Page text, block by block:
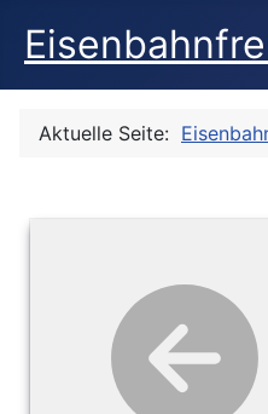
Aktuelle Seite: